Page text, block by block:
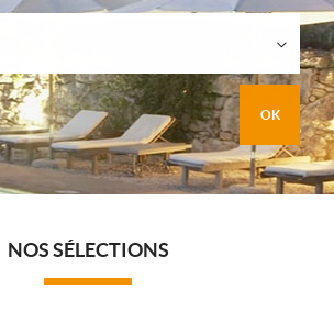
NOS SÉLECTIONS